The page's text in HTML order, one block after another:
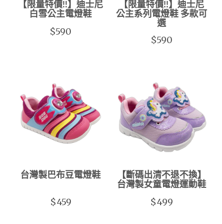
【限量特價!!】迪士尼
白雪公主電燈鞋
$590
【限量特價!!】迪士尼
公主系列電燈鞋 多款可
選
$590
台灣製巴布豆電燈鞋
$459
【斷碼出清不退不換】
台灣製女童電燈運動鞋
$499